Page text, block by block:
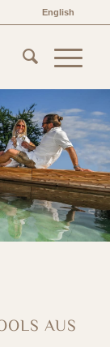
English
AUS